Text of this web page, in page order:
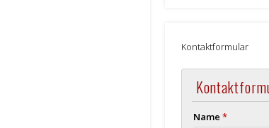
Kontaktformular
Name *